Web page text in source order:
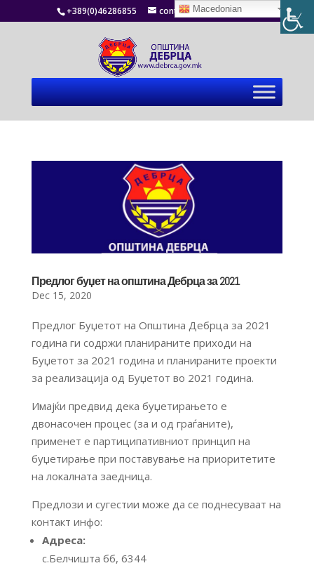
+389(0)46286855 contact@debrca.gov.mk
Предлог буџет на општина Дебрца за 2021
Dec 15, 2020
Предлог Буџетот на Општина Дебрца за 2021
година ги содржи планираните приходи на
Буџетот за 2021 година и планираните проекти
за реализација од Буџетот во 2021 година.
Имајќи предвид дека буџетирањето е
двонасочен процес (за и од граѓаните),
применет е партиципативниот принцип на
буџетирање при поставување на приоритетите
на локалната заедница.
Предлози и сугестии може да се поднесуваат на
контакт инфо:
Адреса:
с.Белчишта бб, 6344
Macedonian